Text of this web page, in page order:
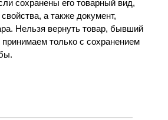
сохранены его товарный вид,
а также документ,
Нельзя вернуть товар, бывший
только с сохранением